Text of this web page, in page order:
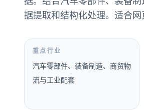
据提取和结构化处理。适合
重点行业
汽车零部件、装备制造、商贸物
流与工业配套